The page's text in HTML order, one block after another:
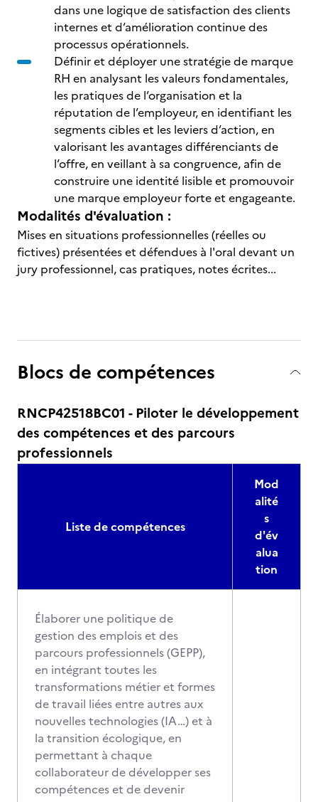
dans une logique de satisfaction des clients
internes et d’amélioration continue des
processus opérationnels.
Définir et déployer une stratégie de marque
RH en analysant les valeurs fondamentales,
les pratiques de l’organisation et la
réputation de l’employeur, en identifiant les
segments cibles et les leviers d’action, en
valorisant les avantages différenciants de
l’offre, en veillant à sa congruence, afin de
construire une identité lisible et promouvoir
une marque employeur forte et engageante.
Modalités d'évaluation :
Mises en situations professionnelles (réelles ou
fictives) présentées et défendues à l'oral devant un
jury professionnel, cas pratiques, notes écrites...
Blocs de compétences
RNCP42518BC01 - Piloter le développement
des compétences et des parcours
professionnels
Liste de compétences
Mod
alité
s
d'év
alua
tion
Élaborer une politique de
gestion des emplois et des
parcours professionnels (GEPP),
en intégrant toutes les
transformations métier et formes
de travail liées entre autres aux
nouvelles technologies (IA…) et à
la transition écologique, en
permettant à chaque
collaborateur de développer ses
compétences et de devenir